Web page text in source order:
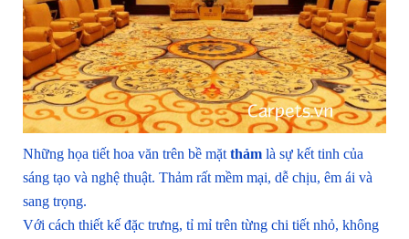
Những họa tiết hoa văn trên bề mặt thảm là sự kết tinh của
sáng tạo và nghệ thuật. Thảm rất mềm mại, dễ chịu, êm ái và
sang trọng.
Với cách thiết kế đặc trưng, tỉ mỉ trên từng chi tiết nhỏ, không